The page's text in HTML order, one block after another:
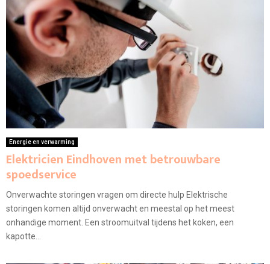
Energie en verwarming
Elektricien Eindhoven met betrouwbare
spoedservice
Onverwachte storingen vragen om directe hulp Elektrische
storingen komen altijd onverwacht en meestal op het meest
onhandige moment. Een stroomuitval tijdens het koken, een
kapotte...